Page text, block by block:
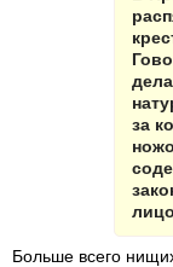
за
Больше всего